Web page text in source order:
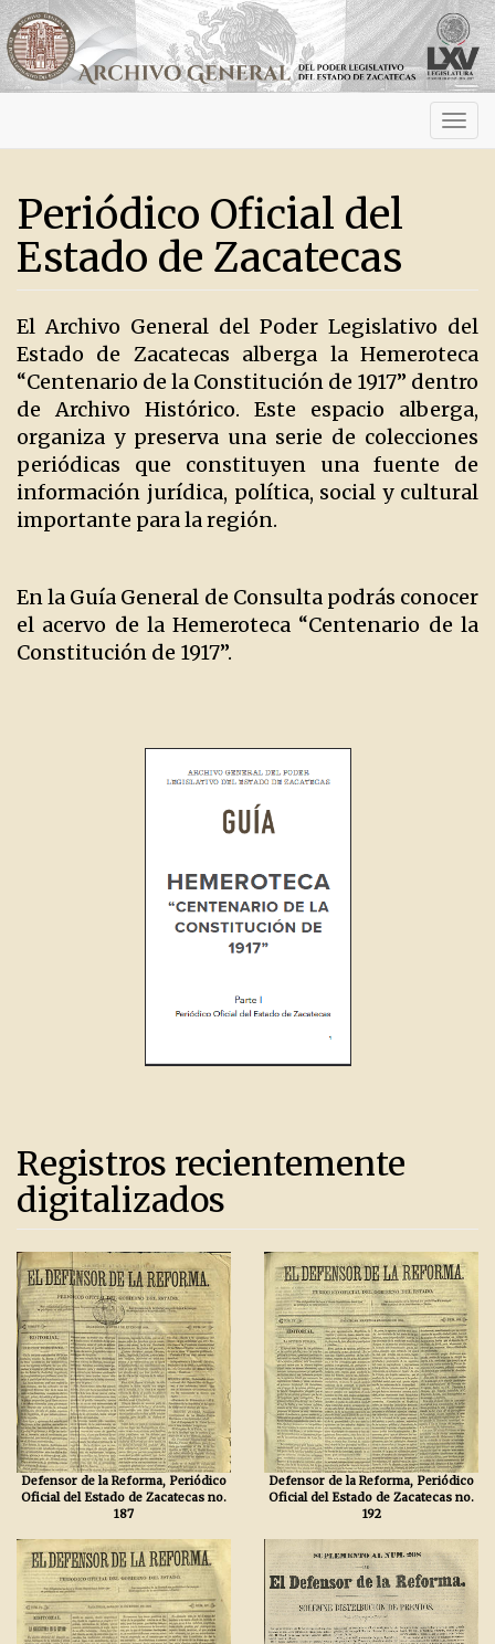
Periódico Oficial del
Estado de Zacatecas
El Archivo General del Poder Legislativo del
Estado de Zacatecas alberga la Hemeroteca
“Centenario de la Constitución de 1917” dentro
de Archivo Histórico. Este espacio alberga,
organiza y preserva una serie de colecciones
periódicas que constituyen una fuente de
información jurídica, política, social y cultural
importante para la región.
En la Guía General de Consulta podrás conocer
el acervo de la Hemeroteca “Centenario de la
Constitución de 1917”.
Registros recientemente
digitalizados
Defensor de la Reforma, Periódico
Oficial del Estado de Zacatecas no.
187
Defensor de la Reforma, Periódico
Oficial del Estado de Zacatecas no.
192